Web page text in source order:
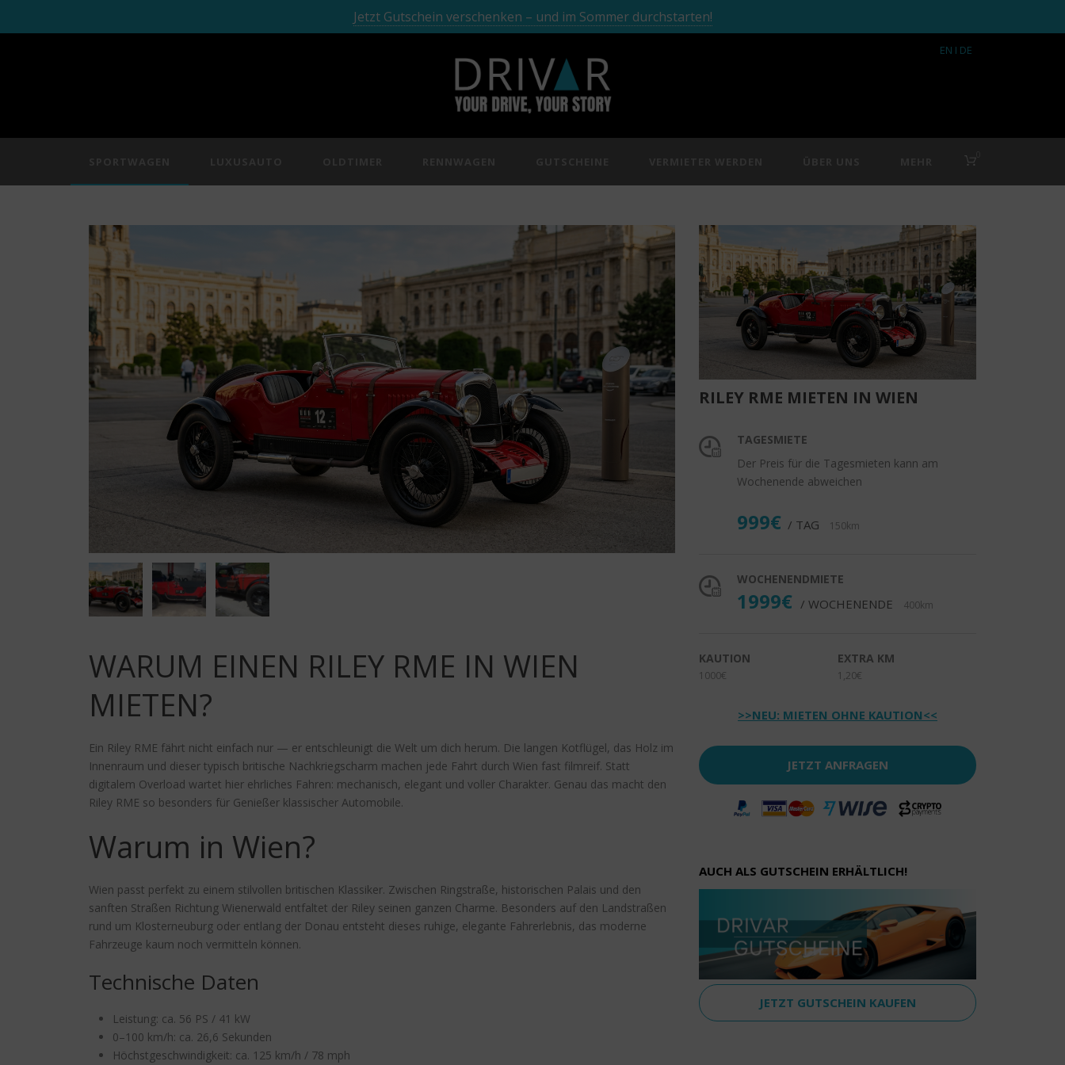
Jetzt Gutschein verschenken – und im Sommer durchstarten!
EN I DE
RILEY RME MIETEN IN WIEN
TAGESMIETE
Der Preis für die Tagesmieten kann am
Wochenende abweichen
999€ / TAG 150km
WOCHENENDMIETE
1999€ / WOCHENENDE 400km
KAUTION
1000€
EXTRA KM
1,20€
>>NEU: MIETEN OHNE KAUTION<<
JETZT ANFRAGEN
AUCH ALS GUTSCHEIN ERHÄLTLICH!
JETZT GUTSCHEIN KAUFEN
WARUM EINEN RILEY RME IN WIEN
MIETEN?
Ein Riley RME fährt nicht einfach nur — er entschleunigt die Welt um dich herum. Die langen Kotflügel, das Holz im
Innenraum und dieser typisch britische Nachkriegscharm machen jede Fahrt durch Wien fast filmreif. Statt
digitalem Overload wartet hier ehrliches Fahren: mechanisch, elegant und voller Charakter. Genau das macht den
Riley RME so besonders für Genießer klassischer Automobile.
Warum in Wien?
Wien passt perfekt zu einem stilvollen britischen Klassiker. Zwischen Ringstraße, historischen Palais und den
sanften Straßen Richtung Wienerwald entfaltet der Riley seinen ganzen Charme. Besonders auf den Landstraßen
rund um Klosterneuburg oder entlang der Donau entsteht dieses ruhige, elegante Fahrerlebnis, das moderne
Fahrzeuge kaum noch vermitteln können.
Technische Daten
Leistung: ca. 56 PS / 41 kW
0–100 km/h: ca. 26,6 Sekunden
Höchstgeschwindigkeit: ca. 125 km/h / 78 mph